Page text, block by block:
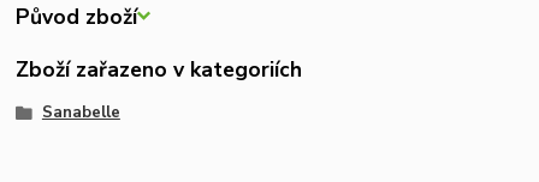
Původ zboží
Zboží zařazeno v kategoriích
Sanabelle